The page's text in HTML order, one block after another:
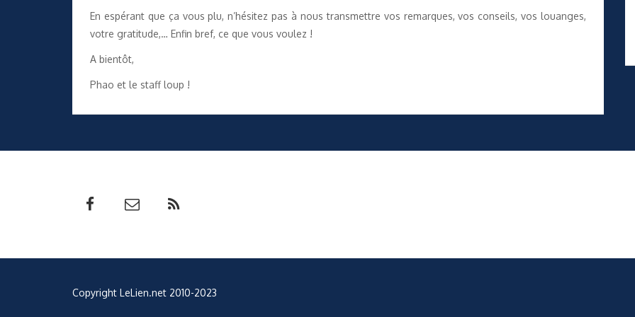
En espérant que ça vous plu, n’hésitez pas à nous transmettre vos remarques, vos conseils, vos louanges,
votre gratitude,… Enfin bref, ce que vous voulez !
A bientôt,
Phao et le staff loup !
Copyright LeLien.net 2010-2023